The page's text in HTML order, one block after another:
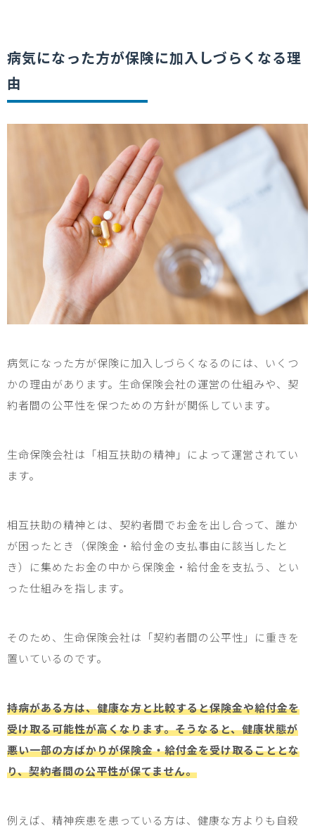
病気になった方が保険に加入しづらくなる理
由
病気になった方が保険に加入しづらくなるのには、いくつ
かの理由があります。生命保険会社の運営の仕組みや、契
約者間の公平性を保つための方針が関係しています。
生命保険会社は「相互扶助の精神」によって運営されてい
ます。
相互扶助の精神とは、契約者間でお金を出し合って、誰か
が困ったとき（保険金・給付金の支払事由に該当したと
き）に集めたお金の中から保険金・給付金を支払う、とい
った仕組みを指します。
そのため、生命保険会社は「契約者間の公平性」に重きを
置いているのです。
持病がある方は、健康な方と比較すると保険金や給付金を
受け取る可能性が高くなります。そうなると、健康状態が
悪い一部の方ばかりが保険金・給付金を受け取ることとな
り、契約者間の公平性が保てません。
例えば、精神疾患を患っている方は、健康な方よりも自殺